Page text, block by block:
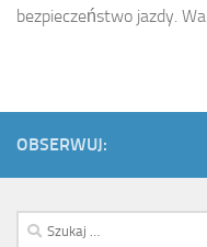
bezpieczeństwo jazdy.
OBSERWUJ:
Szukaj: